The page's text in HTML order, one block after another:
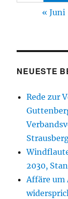
« Juni
NEUESTE
Rede zur
2030,
Affäre